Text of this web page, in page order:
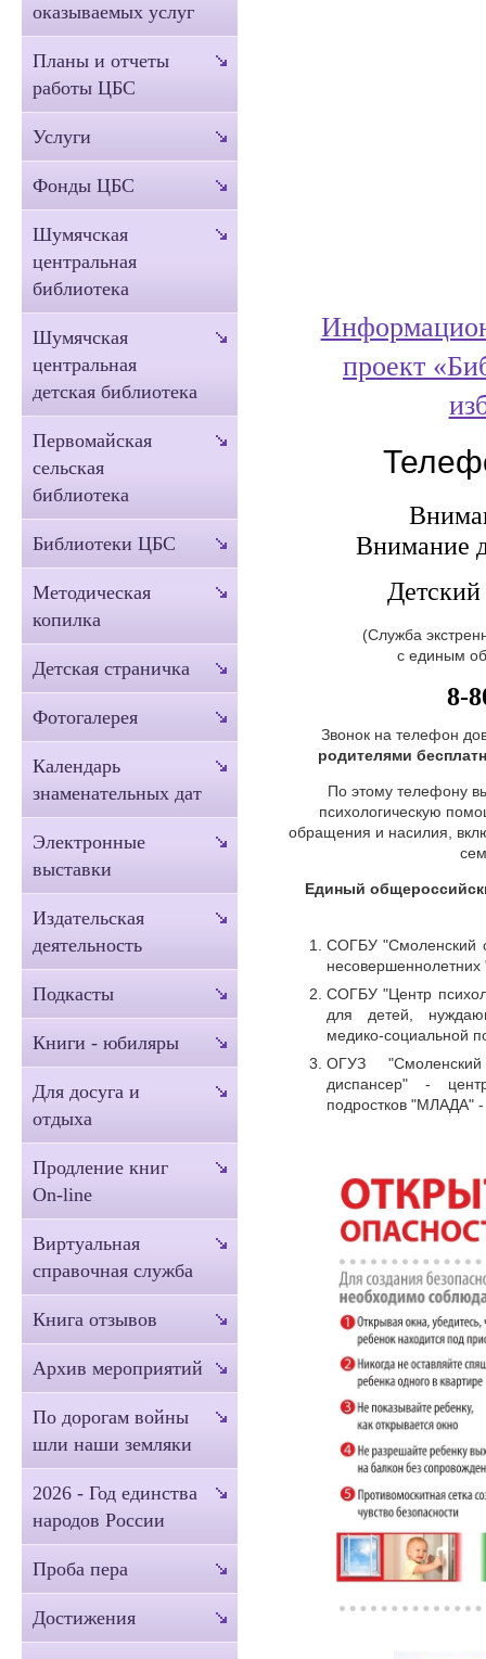
проект
Внимание
(Служба
с единым
8-
Звонок на телефон
родителями
По этому телефону
психологическую
обращения и насилия,
Единый
СОГБУ "Смоленский
СОГБУ "Центр
для детей,
медико-социальной
ОГУЗ "Смоленский
диспансер" -
подростков "МЛАДА"
оказываемых услуг
Планы и отчеты
работы ЦБС
Услуги
Фонды ЦБС
Шумячская
центральная
библиотека
Шумячская
центральная
детская библиотека
Первомайская
сельская
библиотека
Библиотеки ЦБС
Методическая
копилка
Детская страничка
Фотогалерея
Календарь
знаменательных дат
Электронные
выставки
Издательская
деятельность
Подкасты
Книги - юбиляры
Для досуга и
отдыха
Продление книг
On-line
Виртуальная
справочная служба
Книга отзывов
Архив мероприятий
По дорогам войны
шли наши земляки
2026 - Год единства
народов России
Проба пера
Достижения